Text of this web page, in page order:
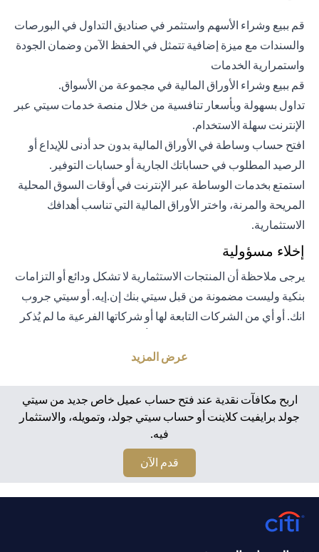
قم ببيع وشراء الأسهم واستثمر في صناديق التداول في البورصات
والسندات مع ميزة إضافية تتمثل في الحفظ الآمن وضمان الجودة
واستمرارية الخدمات
قم ببيع وشراء الأوراق المالية في مجموعة من الأسواق.
تداول بسهولة وبأسعار تنافسية من خلال منصة خدمات سيتي عبر
الإنترنت سهلة الاستخدام.
افتح حساب وساطة في الأوراق المالية بدون حد أدنى للإيداع أو
الرصيد المطلوب في حساباتك الجارية أو حسابات التوفير.
استمتع بخدمات الوساطة عبر الإنترنت في أوقات السوق المحلية
المريحة والمرنة، واختر الأوراق المالية التي تناسب أهدافك
الاستثمارية.
إخلاء مسؤولية
يرجى ملاحظة أن المنتجات الاستثمارية لا تشكل ودائع أو التزامات
بنكية وليست مضمونة من قبل سيتي بنك إن.إيه. أو سيتي جروب
انك. أو أي من الشركات التابعة لها أو شركاتها الفرعية ما لم يُذكر
من قبل الحكومة أو الجهات الحكومية. تخضع منتجات الاستثمار
الأصلي المستثمر. الأداء السابق لمنتجات الاستثمار ليس مؤشرًا
على النتائج المستقبلية، بمعنى أن الأسعار قد ترتفع أو تنخفض.
يجب أن يكون المستثمرون الذين يستثمرون في منتجات
استثمارية و / أو منتجات خزينة مقومة بعملة أجنبية (غير محلية)
على دراية بمخاطر تقلبات أسعار الصرف التي قد تتسبب في
خسارة رأس المال عند تحويل العملة الأجنبية إلى العملة المحلية
للمستثمرين. لا تتوفر منتجات الاستثمار والخزينة للأشخاص
الأمريكيين. تخضع جميع الطلبات المتعلقة بمنتجات الاستثمار
عرض المزيد
اربح مكافآت نقدية عند فتح حساب عميل خاص جديد من سيتي
جولد برايفيت كلاينت أو حساب سيتي جولد، وتمويله، والاستثمار
فيه.
قدم الآن